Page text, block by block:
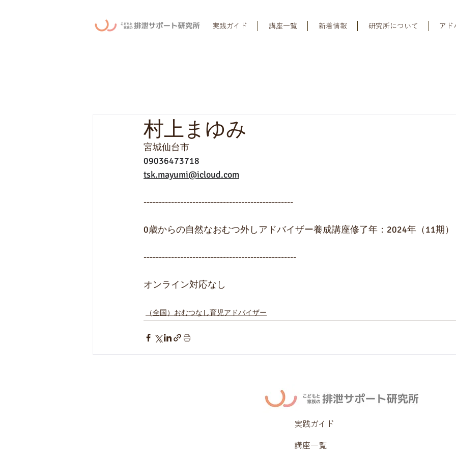
実践ガイド 講座一覧 新着情報 研究所について アド
村上まゆみ
宮城仙台市
09036473718
tsk.mayumi@icloud.com
-------------------------------------------------
0歳からの自然なおむつ外しアドバイザー養成講座修了年：2024年（11期）
--------------------------------------------------
オンライン対応なし
（全国）おむつなし育児アドバイザー
実践ガイド
講座一覧